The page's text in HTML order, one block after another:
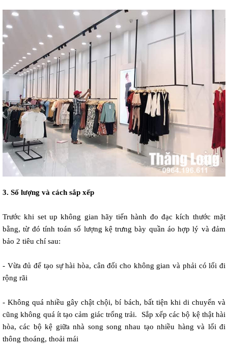
3. Số lượng và cách sắp xếp
Trước khi set up không gian hãy tiến hành đo đạc kích thước mặt
bằng, từ đó tính toán số lượng kệ trưng bày quần áo hợp lý và đảm
bảo 2 tiêu chí sau:
- Vừa đủ để tạo sự hài hòa, cân đối cho không gian và phải có lối đi
rộng rãi
- Không quá nhiều gây chật chội, bí bách, bất tiện khi di chuyển và
cũng không quá ít tạo cảm giác trống trải.  Sắp xếp các bộ kệ thật hài
hòa, các bộ kệ giữa nhà song song nhau tạo nhiều hàng và lối đi
thông thoáng, thoải mái